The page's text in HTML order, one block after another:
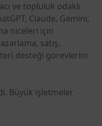
ve topluluk odaklı
Claude, Gemini,
niceleri için
satış,
desteği görevlerini
Büyük işletmeler